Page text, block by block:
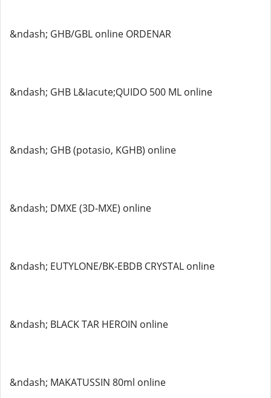
&ndash; GHB/GBL online ORDENAR
&ndash; GHB L&Iacute;QUIDO 500 ML online
&ndash; GHB (potasio, KGHB) online
&ndash; DMXE (3D-MXE) online
&ndash; EUTYLONE/BK-EBDB CRYSTAL online
&ndash; BLACK TAR HEROIN online
&ndash; MAKATUSSIN 80ml online